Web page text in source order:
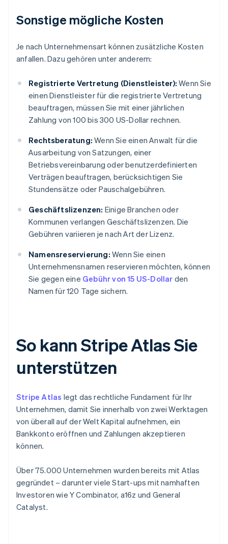
Sonstige mögliche Kosten
Je nach Unternehmensart können zusätzliche Kosten
anfallen. Dazu gehören unter anderem:
Registrierte Vertretung (Dienstleister): Wenn Sie
einen Dienstleister für die registrierte Vertretung
beauftragen, müssen Sie mit einer jährlichen
Zahlung von 100 bis 300 US-Dollar rechnen.
Rechtsberatung: Wenn Sie einen Anwalt für die
Ausarbeitung von Satzungen, einer
Betriebsvereinbarung oder benutzerdefinierten
Verträgen beauftragen, berücksichtigen Sie
Stundensätze oder Pauschalgebühren.
Geschäftslizenzen: Einige Branchen oder
Kommunen verlangen Geschäftslizenzen. Die
Gebühren variieren je nach Art der Lizenz.
Namensreservierung: Wenn Sie einen
Unternehmensnamen reservieren möchten, können
Sie gegen eine Gebühr von 15 US-Dollar den
Namen für 120 Tage sichern.
So kann Stripe Atlas Sie
unterstützen
Stripe Atlas legt das rechtliche Fundament für Ihr
Unternehmen, damit Sie innerhalb von zwei Werktagen
von überall auf der Welt Kapital aufnehmen, ein
Bankkonto eröffnen und Zahlungen akzeptieren
können.
Über 75.000 Unternehmen wurden bereits mit Atlas
gegründet – darunter viele Start-ups mit namhaften
Investoren wie Y Combinator, a16z und General
Catalyst.